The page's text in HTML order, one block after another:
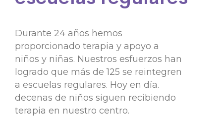
Durante 24 años hemos
proporcionado terapia y apoyo a
niños y niñas. Nuestros esfuerzos han
logrado que más de 125 se reintegren
a escuelas regulares. Hoy en día.
decenas de niños siguen recibiendo
terapia en nuestro centro.